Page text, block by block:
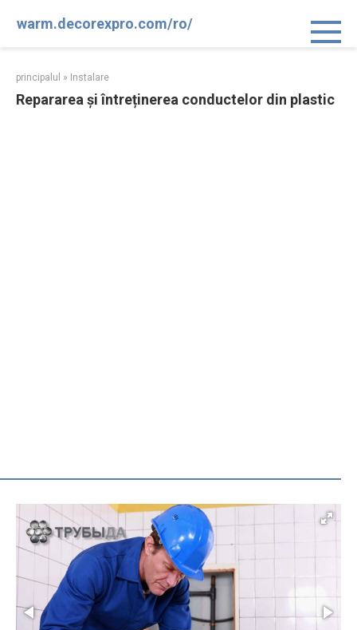
warm.decorexpro.com/ro/
principalul » Instalare
Repararea și întreținerea conductelor din plastic